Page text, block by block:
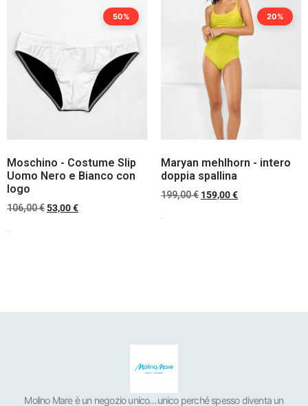
50%
Moschino - Costume Slip
Uomo Nero e Bianco con
logo
106,00€53,00€
20%
Maryan mehlhorn - intero
doppia spallina
199,00€ 159,00€
Molino Mare è un negozio unico…unico perché spesso diventa un